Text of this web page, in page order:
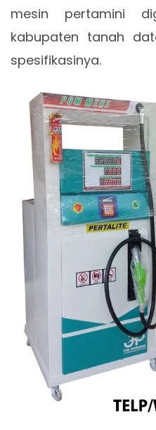
mesin pertamini
kabupaten tanah
spesifikasinya.